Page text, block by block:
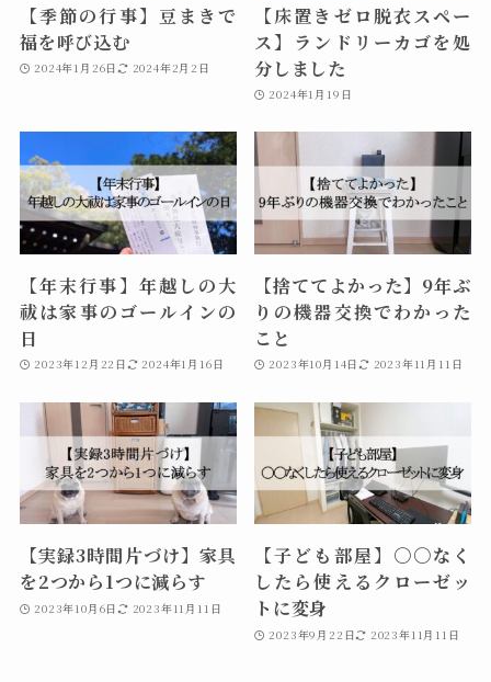
【季節の行事】豆まきで
福を呼び込む
2024年1月26日 2024年2月2日
【床置きゼロ脱衣スペー
ス】ランドリーカゴを処
分しました
2024年1月19日
【年末行事】年越しの大
祓は家事のゴールインの
日
2023年12月22日 2024年1月16日
【捨ててよかった】9年ぶ
りの機器交換でわかった
こと
2023年10月14日 2023年11月11日
【実録3時間片づけ】家具
を2つから1つに減らす
2023年10月6日 2023年11月11日
【子ども部屋】〇〇なく
したら使えるクローゼッ
トに変身
2023年9月22日 2023年11月11日